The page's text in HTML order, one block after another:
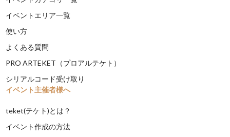
イベントエリア一覧
使い方
よくある質問
PRO ARTEKET（プロアルテケト）
シリアルコード受け取り
イベント主催者様へ
teket(テケト)とは？
イベント作成の方法